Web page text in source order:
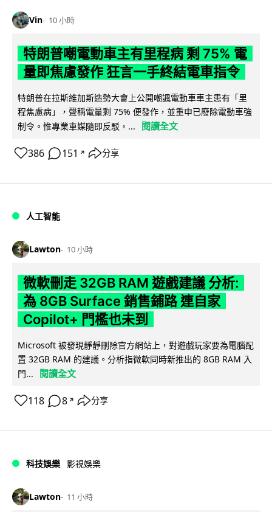
Vin 10 小時
特朗普嘲電動車主有里程病 剩 75% 電
量即焦慮發作 狂言一手終結電車指令
特朗普在拉斯維加斯造勢大會上公開嘲諷電動車車主患有「里
程焦慮病」，聲稱電量剩 75% 便發作，並重申已廢除電動車強
制令。惟專業車媒隨即反駁，...
閱讀全文
386 151 ↗ 分享
人工智能
Lawton 10 小時
微軟刪走 32GB RAM 遊戲建議 分析:
為 8GB Surface 銷售鋪路 連自家
Copilot+ 門檻也未到
Microsoft 被發現靜靜刪除官方網站上，對遊戲玩家要為電腦配
置 32GB RAM 的建議。分析指微軟同時新推出的 8GB RAM 入
門...
閱讀全文
118 8 ↗ 分享
科技娛樂 影視娛樂
Lawton 11 小時